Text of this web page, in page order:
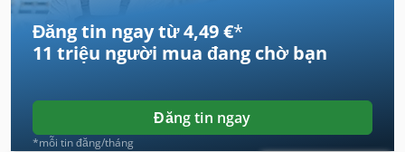
Đăng tin ngay từ 4,49 €*
11 triệu người mua đang chờ bạn
Đăng tin ngay
*mỗi tin đăng/tháng